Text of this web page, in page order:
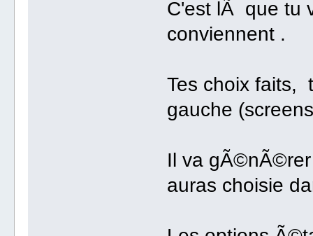
C'est lÃ que tu
conviennent .
Tes choix faits,
gauche
Il va
auras choisie